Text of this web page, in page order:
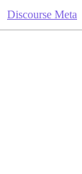
Discourse Meta